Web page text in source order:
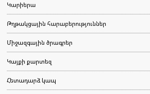
Կարիերա
Թղթակցային հարաբերություններ
Միջազգային ծրագրեր
Կայքի քարտեզ
Հետադարձ կապ